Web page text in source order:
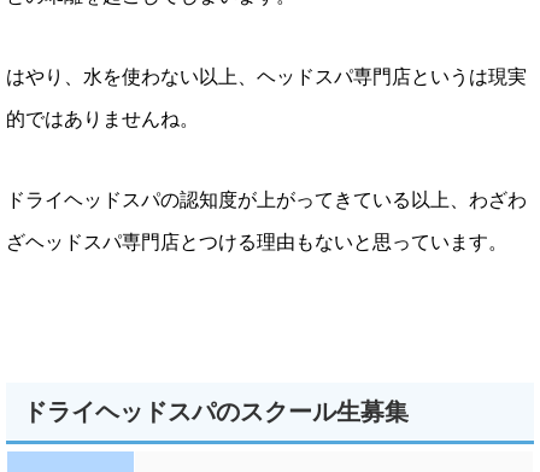
はやり、水を使わない以上、ヘッドスパ専門店というは現実
的ではありませんね。
ドライヘッドスパの認知度が上がってきている以上、わざわ
ざヘッドスパ専門店とつける理由もないと思っています。
ドライヘッドスパのスクール生募集